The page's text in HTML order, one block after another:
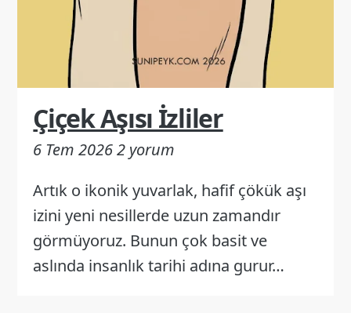
Çiçek Aşısı İzliler
6 Tem 20262 yorum
Artık o ikonik yuvarlak, hafif çökük aşı
izini yeni nesillerde uzun zamandır
görmüyoruz. Bunun çok basit ve
aslında insanlık tarihi adına gurur…